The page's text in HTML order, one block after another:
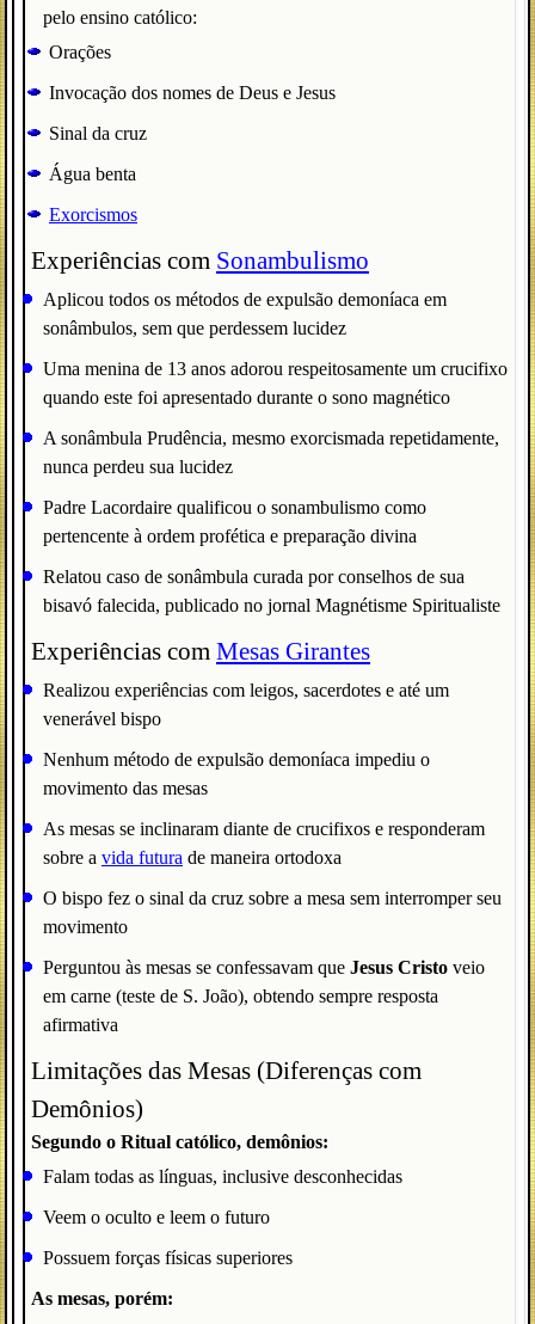
pelo ensino católico:
Orações
Invocação dos nomes de Deus e Jesus
Sinal da cruz
Água benta
Exorcismos
Experiências com Sonambulismo
Aplicou todos os métodos de expulsão demoníaca em
sonâmbulos, sem que perdessem lucidez
Uma menina de 13 anos adorou respeitosamente um crucifixo
quando este foi apresentado durante o sono magnético
A sonâmbula Prudência, mesmo exorcismada repetidamente,
nunca perdeu sua lucidez
Padre Lacordaire qualificou o sonambulismo como
pertencente à ordem profética e preparação divina
Relatou caso de sonâmbula curada por conselhos de sua
bisavó falecida, publicado no jornal Magnétisme Spiritualiste
Experiências com Mesas Girantes
Realizou experiências com leigos, sacerdotes e até um
venerável bispo
Nenhum método de expulsão demoníaca impediu o
movimento das mesas
As mesas se inclinaram diante de crucifixos e responderam
sobre a vida futura de maneira ortodoxa
O bispo fez o sinal da cruz sobre a mesa sem interromper seu
movimento
Perguntou às mesas se confessavam que Jesus Cristo veio
em carne (teste de S. João), obtendo sempre resposta
afirmativa
Limitações das Mesas (Diferenças com
Demônios)
Segundo o Ritual católico, demônios:
Falam todas as línguas, inclusive desconhecidas
Veem o oculto e leem o futuro
Possuem forças físicas superiores
As mesas, porém: